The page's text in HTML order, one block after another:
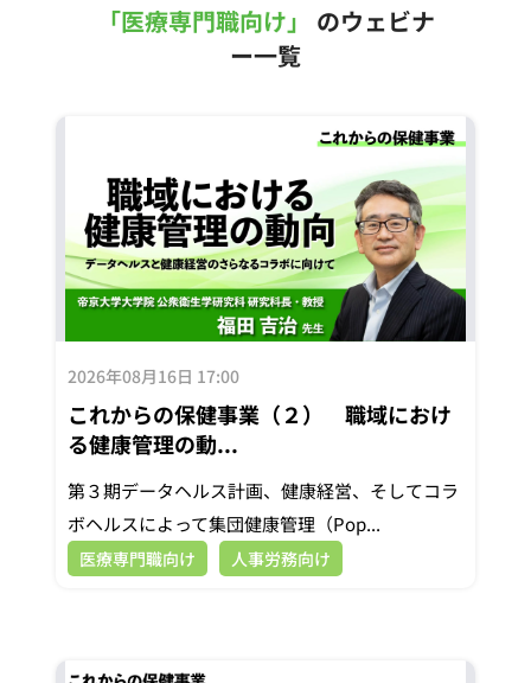
「医療専門職向け」
のウェビナ
ー一覧
2026年08月16日 17:00
これからの保健事業（２） 職域におけ
る健康管理の動...
第３期データヘルス計画、健康経営、そしてコラ
ボヘルスによって集団健康管理（Pop...
医療専門職向け 人事労務向け